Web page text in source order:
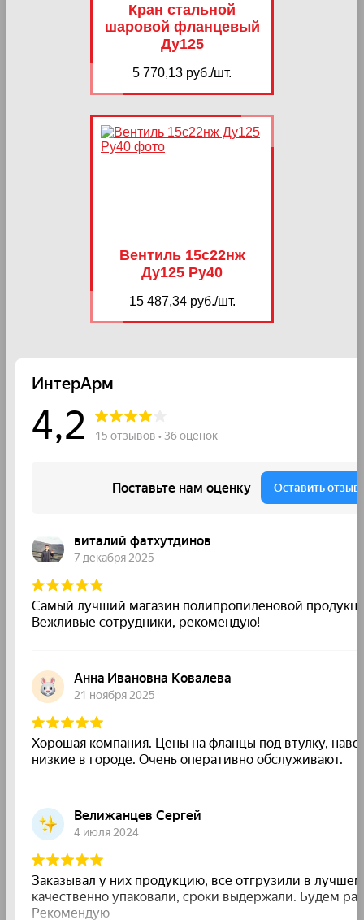
Кран стальной
шаровой фланцевый
Ду125
5 770,13 руб./шт.
Вентиль 15с22нж
Ду125 Ру40
15 487,34 руб./шт.